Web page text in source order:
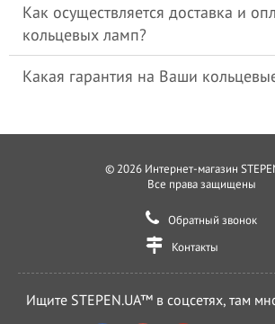
Как осуществляется доставка и
кольцевых ламп?
Какая гарантия на Ваши
© 2026 Интернет-магазин
Все права защищены
Обратный звонок
Контакты
Ищите STEPEN.UA™ в соцсетях, там